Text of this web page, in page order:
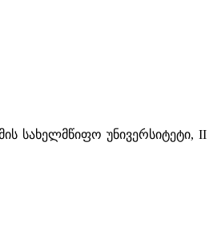
სახელმწიფო უნივერსიტეტი, II